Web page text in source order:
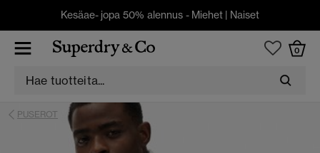
Kesäae- jopa 50% alennus - Miehet | Naiset
0
PUSEROT